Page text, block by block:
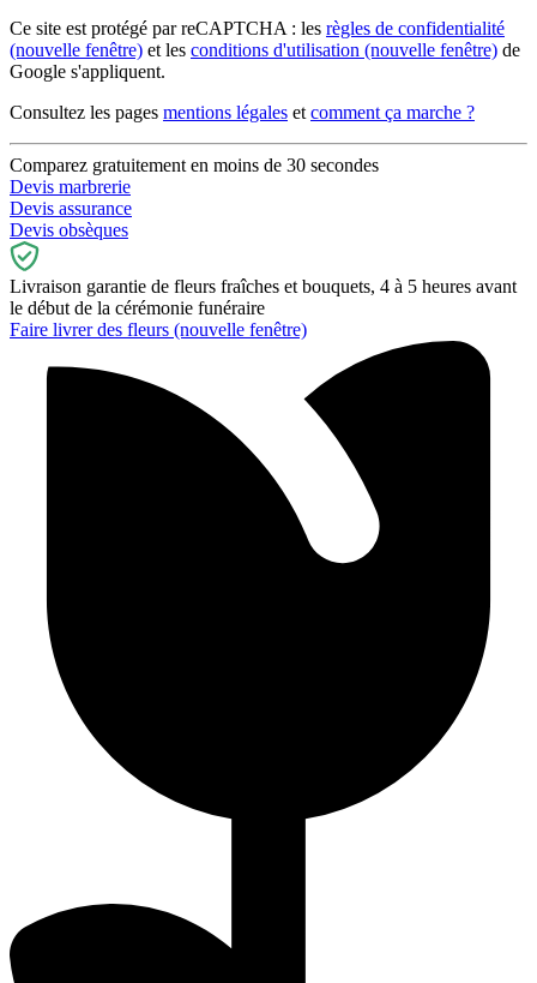
Ce site est protégé par reCAPTCHA : les règles de confidentialité
(nouvelle fenêtre) et les conditions d'utilisation (nouvelle fenêtre) de
Google s'appliquent.
Consultez les pages mentions légales et comment ça marche ?
Comparez gratuitement en moins de 30 secondes
Devis marbrerie
Devis assurance
Devis obsèques
Livraison garantie de fleurs fraîches et bouquets, 4 à 5 heures avant
le début de la cérémonie funéraire
Faire livrer des fleurs (nouvelle fenêtre)